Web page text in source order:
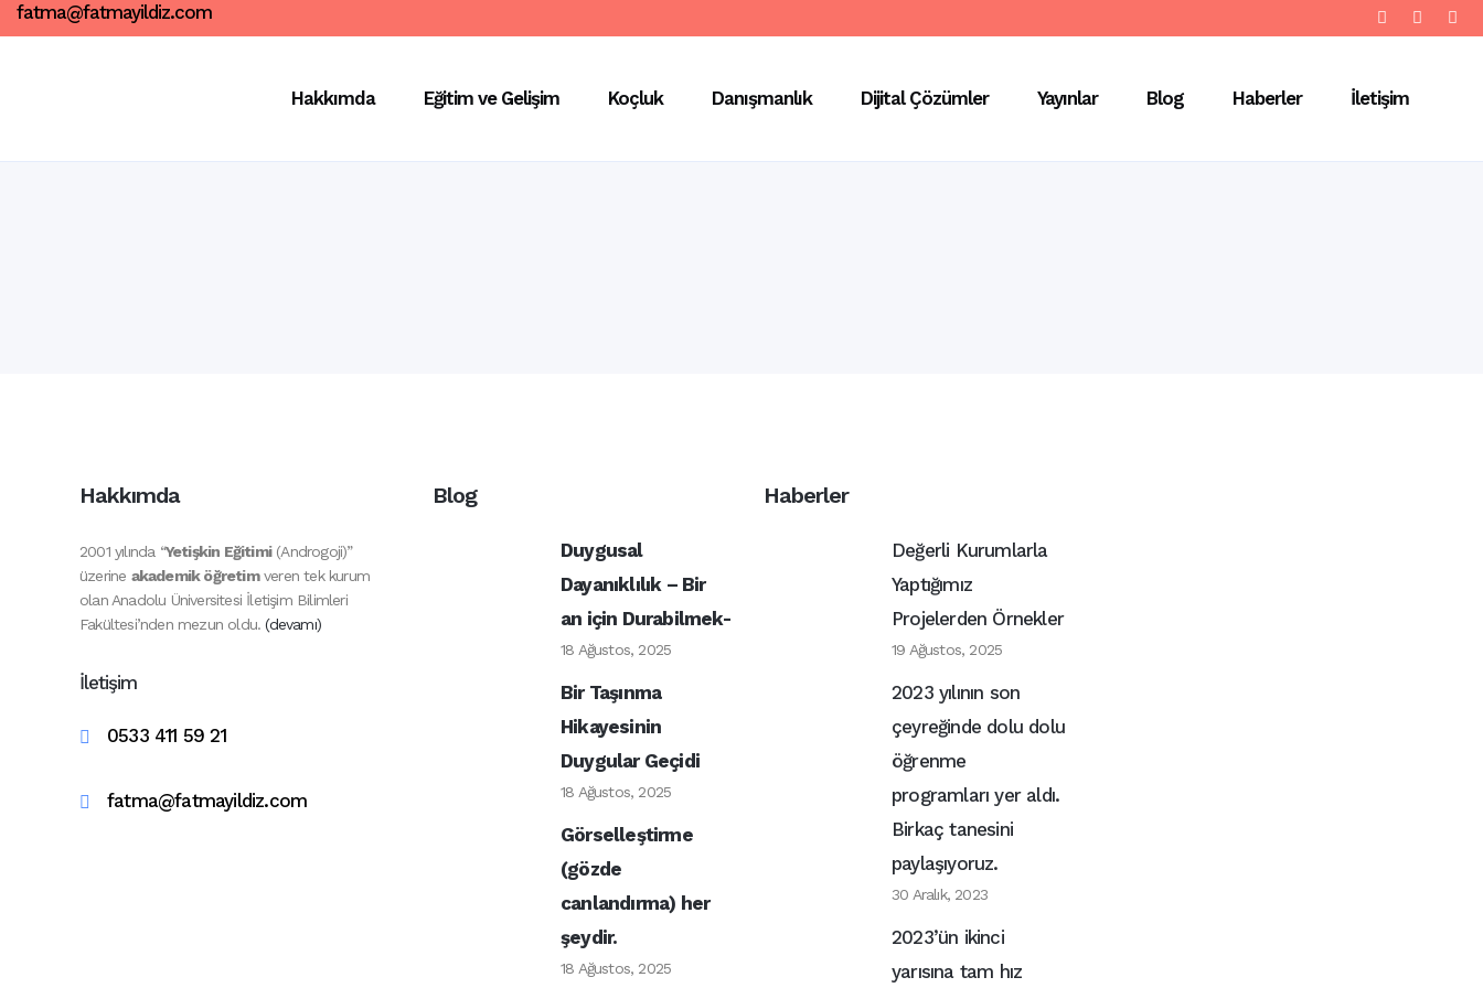
fatma@fatmayildiz.com
Hakkımda Eğitim ve Gelişim Koçluk Danışmanlık Dijital Çözümler Yayınlar Blog Haberler İletişim
Hakkımda
2001 yılında “Yetişkin Eğitimi(Androgoji)”
üzerine akademik öğretimveren tek kurum
olan Anadolu Üniversitesi İletişim Bilimleri
Fakültesi’nden mezun oldu.(devamı)
İletişim
0533 411 59 21
fatma@fatmayildiz.com
Blog
Duygusal
Dayanıklılık – Bir
an için Durabilmek-
18 Ağustos, 2025
Bir Taşınma
Hikayesinin
Duygular Geçidi
18 Ağustos, 2025
Görselleştirme
(gözde
canlandırma) her
şeydir.
18 Ağustos, 2025
Haberler
Değerli Kurumlarla
Yaptığımız
Projelerden Örnekler
19 Ağustos, 2025
2023 yılının son
çeyreğinde dolu dolu
öğrenme
programları yer aldı.
Birkaç tanesini
paylaşıyoruz.
30 Aralık, 2023
2023’ün ikinci
yarısına tam hız